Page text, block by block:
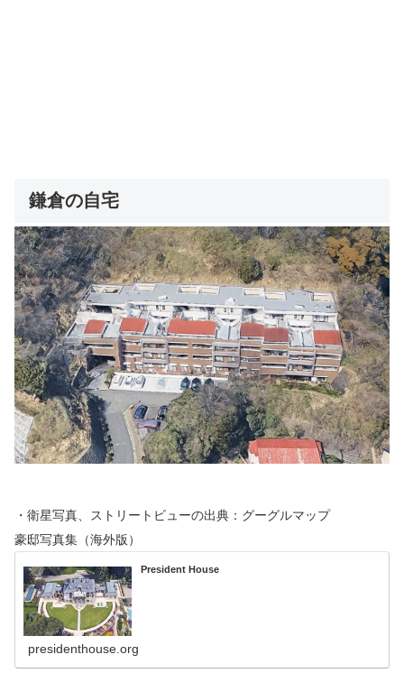
鎌倉の自宅
・衛星写真、ストリートビューの出典：グーグルマップ
豪邸写真集（海外版）
President House
presidenthouse.org